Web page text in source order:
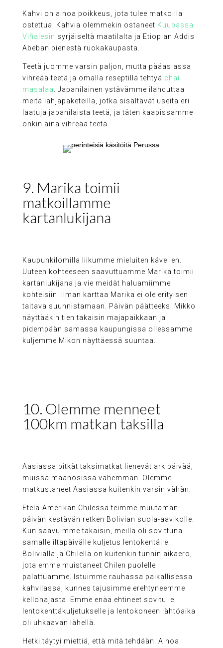
Kahvi on ainoa poikkeus, jota tulee matkoilla
ostettua. Kahvia olemmekin ostaneet Kuubassa
Viñalesin syrjäiseltä maatilalta ja Etiopian Addis
Abeban pienestä ruokakaupasta.
Teetä juomme varsin paljon, mutta pääasiassa
vihreää teetä ja omalla reseptillä tehtyä chai
masalaa. Japanilainen ystävämme ilahduttaa
meitä lahjapaketeilla, jotka sisältävät useita eri
laatuja japanilaista teetä, ja täten kaapissamme
onkin aina vihreää teetä.
9. Marika toimii
matkoillamme
kartanlukijana
Kaupunkilomilla liikumme mieluiten kävellen.
Uuteen kohteeseen saavuttuamme Marika toimii
kartanlukijana ja vie meidät haluamiimme
kohteisiin. Ilman karttaa Marika ei ole erityisen
taitava suunnistamaan. Päivän päätteeksi Mikko
näyttääkin tien takaisin majapaikkaan ja
pidempään samassa kaupungissa ollessamme
kuljemme Mikon näyttäessä suuntaa.
10. Olemme menneet
100km matkan taksilla
Aasiassa pitkät taksimatkat lienevät arkipäivää,
muissa maanosissa vähemmän. Olemme
matkustaneet Aasiassa kuitenkin varsin vähän.
Etelä-Amerikan Chilessä teimme muutaman
päivän kestävän retken Bolivian suola-aavikolle.
Kun saavuimme takaisin, meillä oli sovittuna
samalle iltapäivälle kuljetus lentokentälle.
Bolivialla ja Chilellä on kuitenkin tunnin aikaero,
jota emme muistaneet Chilen puolelle
palattuamme. Istuimme rauhassa paikallisessa
kahvilassa, kunnes tajusimme erehtyneemme
kellonajasta. Emme enää ehtineet sovitulle
lentokenttäkuljetukselle ja lentokoneen lähtöaika
oli uhkaavan lähellä.
Hetki täytyi miettiä, että mitä tehdään. Ainoa